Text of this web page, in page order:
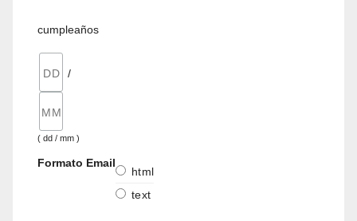
cumpleaños
/
( dd / mm )
Formato Email
html
text